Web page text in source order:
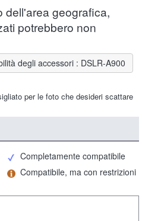
dell'area geografica,
potrebbero non
degli accessori : DSLR-A900
per le foto che desideri scattare
Completamente compatibile
Compatibile, ma con restrizioni